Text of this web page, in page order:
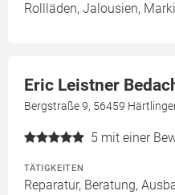
Rollläden, Jalousien,
Eric Leistner
Bergstraße 9, 56459
5 mit einer
TÄTIGKEITEN
Reparatur, Beratung,